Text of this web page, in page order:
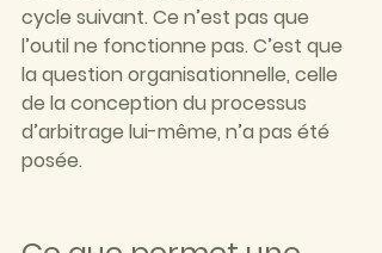
cycle suivant. Ce n’est pas que
l’outil ne fonctionne pas. C’est que
la question organisationnelle, celle
de la conception du processus
d’arbitrage lui-même, n’a pas été
posée.